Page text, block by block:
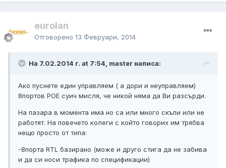
eurolan
Отговорено 13 Февруари, 2014
На 7.02.2014 г. at 7:54, master написа:
Ако пуснете един управляем ( а дори и неуправляем)
8портов POE суич мисля, че никой няма да Ви разсърди.
На пазара в момента има но са или много скъпи или не
работят. На повечето колеги с който говорих им трябва
нещо просто от типа:
-8порта RTL базирано (може и друго стига да не забива
и да си носи трафика по спецификации)